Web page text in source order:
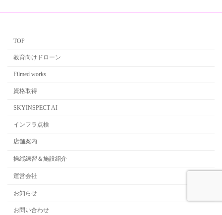
TOP
教育向けドローン
Filmed works
資格取得
SKYINSPECT AI
インフラ点検
店舗案内
操縦練習＆施設紹介
運営会社
お知らせ
お問い合わせ